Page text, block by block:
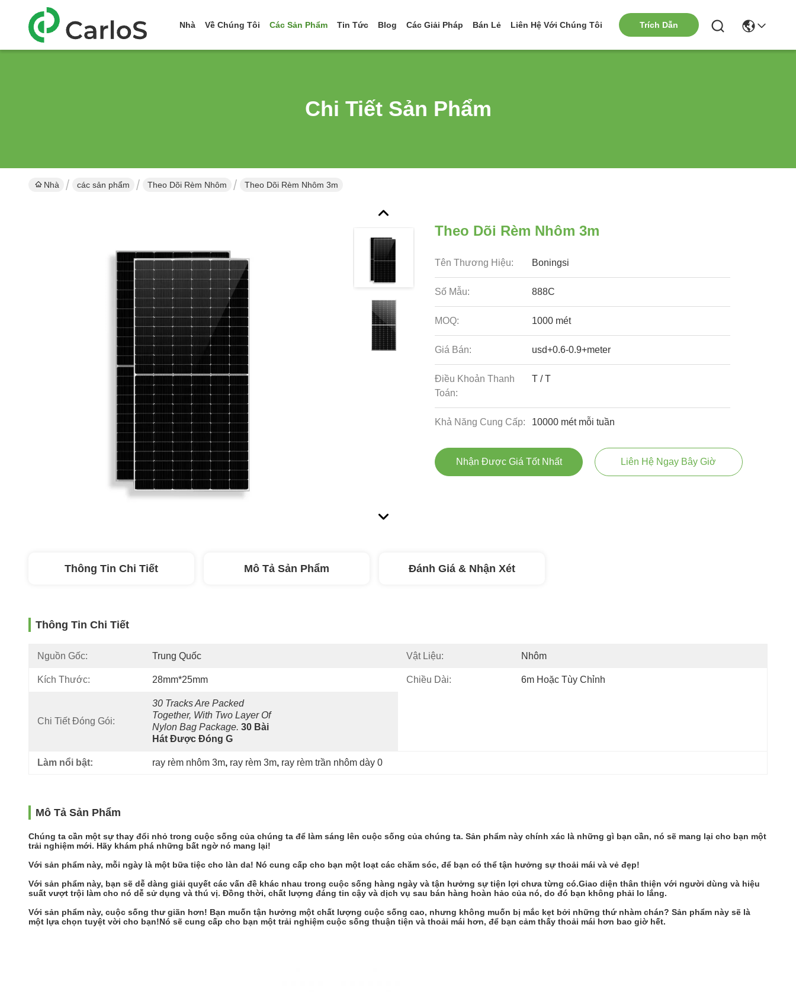
Nhà Về Chúng Tôi Các Sản Phẩm Tin Tức Blog Các Giải Pháp Bán Lẻ Liên Hệ Với Chúng Tôi Trích Dẫn
Chi Tiết Sản Phẩm
Nhà các sản phẩm Theo Dõi Rèm Nhôm Theo Dõi Rèm Nhôm 3m
Theo Dõi Rèm Nhôm 3m
Tên Thương Hiệu: Boningsi
Số Mẫu: 888C
MOQ: 1000 mét
Giá Bán: usd+0.6-0.9+meter
Điều Khoản Thanh
Toán:
T / T
Khả Năng Cung Cấp: 10000 mét mỗi tuần
Nhận Được Giá Tốt Nhất Liên Hệ Ngay Bây Giờ
Thông Tin Chi Tiết Mô Tả Sản Phẩm Đánh Giá & Nhận Xét
Thông Tin Chi Tiết
Nguồn Gốc: Trung Quốc Vật Liệu: Nhôm
Kích Thước: 28mm*25mm Chiều Dài: 6m Hoặc Tùy Chỉnh
Chi Tiết Đóng Gói:
30 Tracks Are Packed
Together, With Two Layer Of
Nylon Bag Package. 30 Bài
Hát Được Đóng G
Làm nổi bật: ray rèm nhôm 3m, ray rèm 3m, ray rèm trần nhôm dày 0
Mô Tả Sản Phẩm
Chúng ta cần một sự thay đổi nhỏ trong cuộc sống của chúng ta để làm sáng lên cuộc sống của chúng ta. Sản phẩm này chính xác là những gì bạn cần, nó sẽ mang lại cho bạn một
trải nghiệm mới. Hãy khám phá những bất ngờ nó mang lại!
Với sản phẩm này, mỗi ngày là một bữa tiệc cho làn da! Nó cung cấp cho bạn một loạt các chăm sóc, để bạn có thể tận hưởng sự thoải mái và vẻ đẹp!
Với sản phẩm này, bạn sẽ dễ dàng giải quyết các vấn đề khác nhau trong cuộc sống hàng ngày và tận hưởng sự tiện lợi chưa từng có.Giao diện thân thiện với người dùng và hiệu
suất vượt trội làm cho nó dễ sử dụng và thú vị. Đồng thời, chất lượng đáng tin cậy và dịch vụ sau bán hàng hoàn hảo của nó, do đó bạn không phải lo lắng.
Với sản phẩm này, cuộc sống thư giãn hơn! Bạn muốn tận hưởng một chất lượng cuộc sống cao, nhưng không muốn bị mắc kẹt bởi những thứ nhàm chán? Sản phẩm này sẽ là
một lựa chọn tuyệt vời cho bạn!Nó sẽ cung cấp cho bạn một trải nghiệm cuộc sống thuận tiện và thoải mái hơn, để bạn cảm thấy thoải mái hơn bao giờ hết.